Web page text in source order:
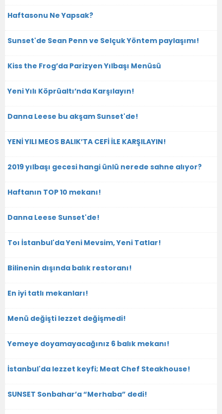
Haftasonu Ne Yapsak?
Sunset'de Sean Penn ve Selçuk Yöntem paylaşımı!
Kiss the Frog’da Parizyen Yılbaşı Menüsü
Yeni Yılı Köprüaltı’nda Karşılayın!
Danna Leese bu akşam Sunset'de!
YENİ YILI MEOS BALIK’TA CEFİ İLE KARŞILAYIN!
2019 yılbaşı gecesi hangi ünlü nerede sahne alıyor?
Haftanın TOP 10 mekanı!
Danna Leese Sunset'de!
Toı İstanbul'da Yeni Mevsim, Yeni Tatlar!
Bilinenin dışında balık restoranı!
En iyi tatlı mekanları!
Menü değişti lezzet değişmedi!
Yemeye doyamayacağınız 6 balık mekanı!
İstanbul'da lezzet keyfi; Meat Chef Steakhouse!
SUNSET Sonbahar’a “Merhaba” dedi!